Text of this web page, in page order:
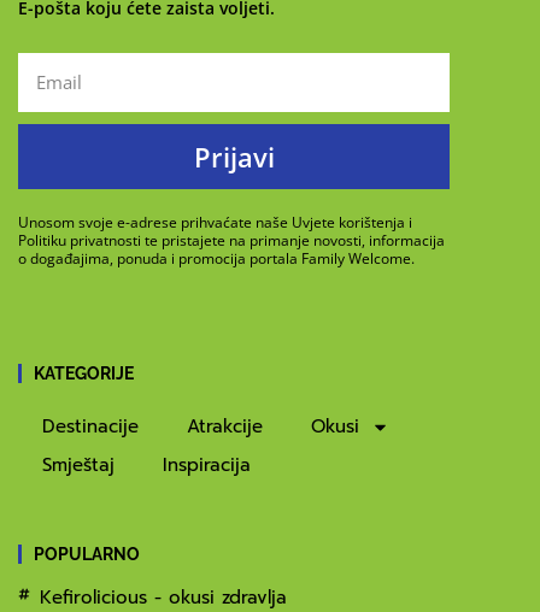
E-pošta koju ćete zaista voljeti.
Prijavi
Unosom svoje e-adrese prihvaćate naše Uvjete korištenja i
Politiku privatnosti te pristajete na primanje novosti, informacija
o događajima, ponuda i promocija portala Family Welcome.
KATEGORIJE
Destinacije Atrakcije
Okusi
Smještaj
Inspiracija
POPULARNO
Kefirolicious - okusi zdravlja